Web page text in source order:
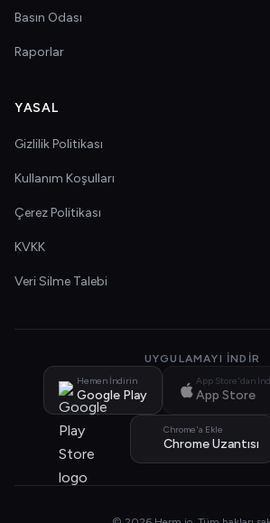
Basın Odası
Raporlar
YASAL
Gizlilik Politikası
Kullanım Koşulları
Çerez Politikası
KVKK
Veri Silme Talebi
UYGULAMAYI İNDIR
Hemen İndirin
Google Play
App Store'dan
App Store
Chrome'a Ekle
Chrome Uzantısı